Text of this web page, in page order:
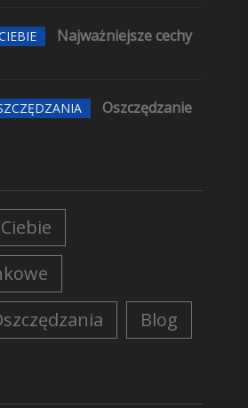
Najważniejsze cechy
Oszczędzanie
Blog